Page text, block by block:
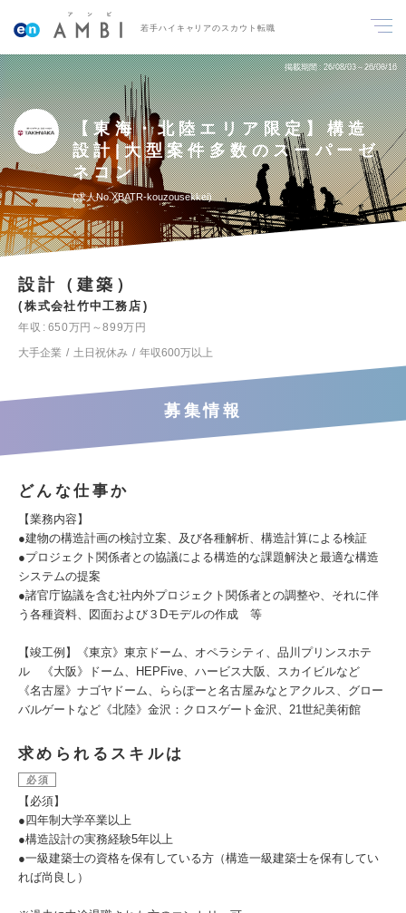
若手ハイキャリアのスカウト転職
掲載期間 26/08/03～26/08/16
【東海・北陸エリア限定】構造
設計|大型案件多数のスーパーゼ
ネコン
求人No.XBATR-kouzousekkei
設計（建築）
株式会社竹中工務店
年収
650万円～899万円
大手企業
土日祝休み 年収600万以上
募集情報
どんな仕事か
【業務内容】
●建物の構造計画の検討立案、及び各種解析、構造計算による検証
●プロジェクト関係者との協議による構造的な課題解決と最適な構造
システムの提案
●諸官庁協議を含む社内外プロジェクト関係者との調整や、それに伴
う各種資料、図面および３Dモデルの作成 等
【竣工例】《東京》東京ドーム、オペラシティ、品川プリンスホテ
ル 《大阪》ドーム、HEPFive、ハービス大阪、スカイビルなど
《名古屋》ナゴヤドーム、ららぽーと名古屋みなとアクルス、グロー
バルゲートなど《北陸》金沢：クロスゲート金沢、21世紀美術館
求められるスキルは
必須
【必須】
●四年制大学卒業以上
●構造設計の実務経験5年以上
●一級建築士の資格を保有している方（構造一級建築士を保有してい
れば尚良し）